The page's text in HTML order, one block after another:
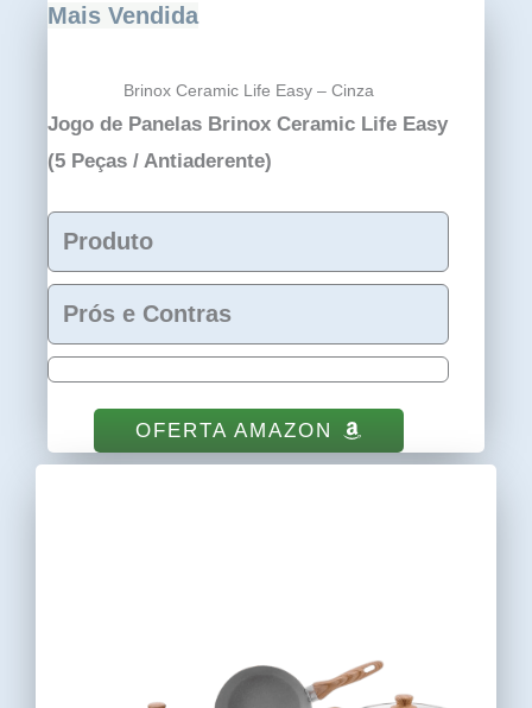
Mais Vendida
Brinox Ceramic Life Easy – Cinza
Jogo de Panelas Brinox Ceramic Life Easy
(5 Peças / Antiaderente)
Produto
Prós e Contras
OFERTA AMAZON